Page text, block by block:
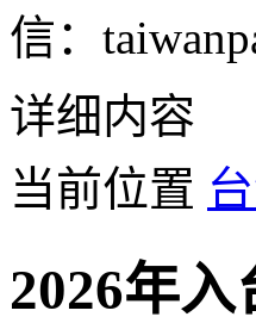
信：
详细内容
当前位置
2026年